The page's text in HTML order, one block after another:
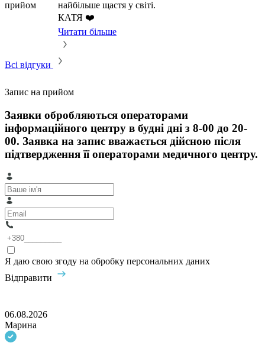
прийом
найбільше щастя у світі.
КАТЯ ❤️
Читати більше
Всі відгуки
Запис на прийом
Заявки обробляються операторами
інформаційного центру в будні дні з 8-00 до 20-
00. Заявка на запис вважається дійсною після
підтвердження її операторами медичного центру.
Я даю свою згоду на обробку персональних даних
Відправити
06.08.2026
Марина